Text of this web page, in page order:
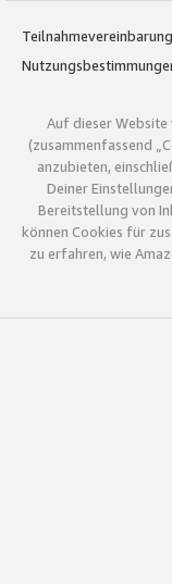
Teilnahmevereinbarung
Auf dieser Website
(zusammenfassend
anzubieten,
Deiner
Bereitstellung von
können Cookies für
zu erfahren, wie